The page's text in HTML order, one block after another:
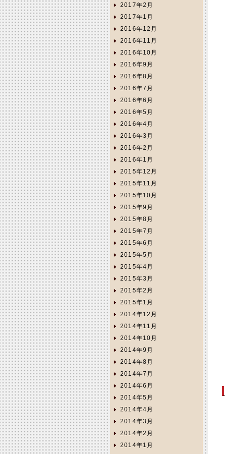
2017年2月
2017年1月
2016年12月
2016年11月
2016年10月
2016年9月
2016年8月
2016年7月
2016年6月
2016年5月
2016年4月
2016年3月
2016年2月
2016年1月
2015年12月
2015年11月
2015年10月
2015年9月
2015年8月
2015年7月
2015年6月
2015年5月
2015年4月
2015年3月
2015年2月
2015年1月
2014年12月
2014年11月
2014年10月
2014年9月
2014年8月
2014年7月
2014年6月
2014年5月
2014年4月
2014年3月
2014年2月
2014年1月